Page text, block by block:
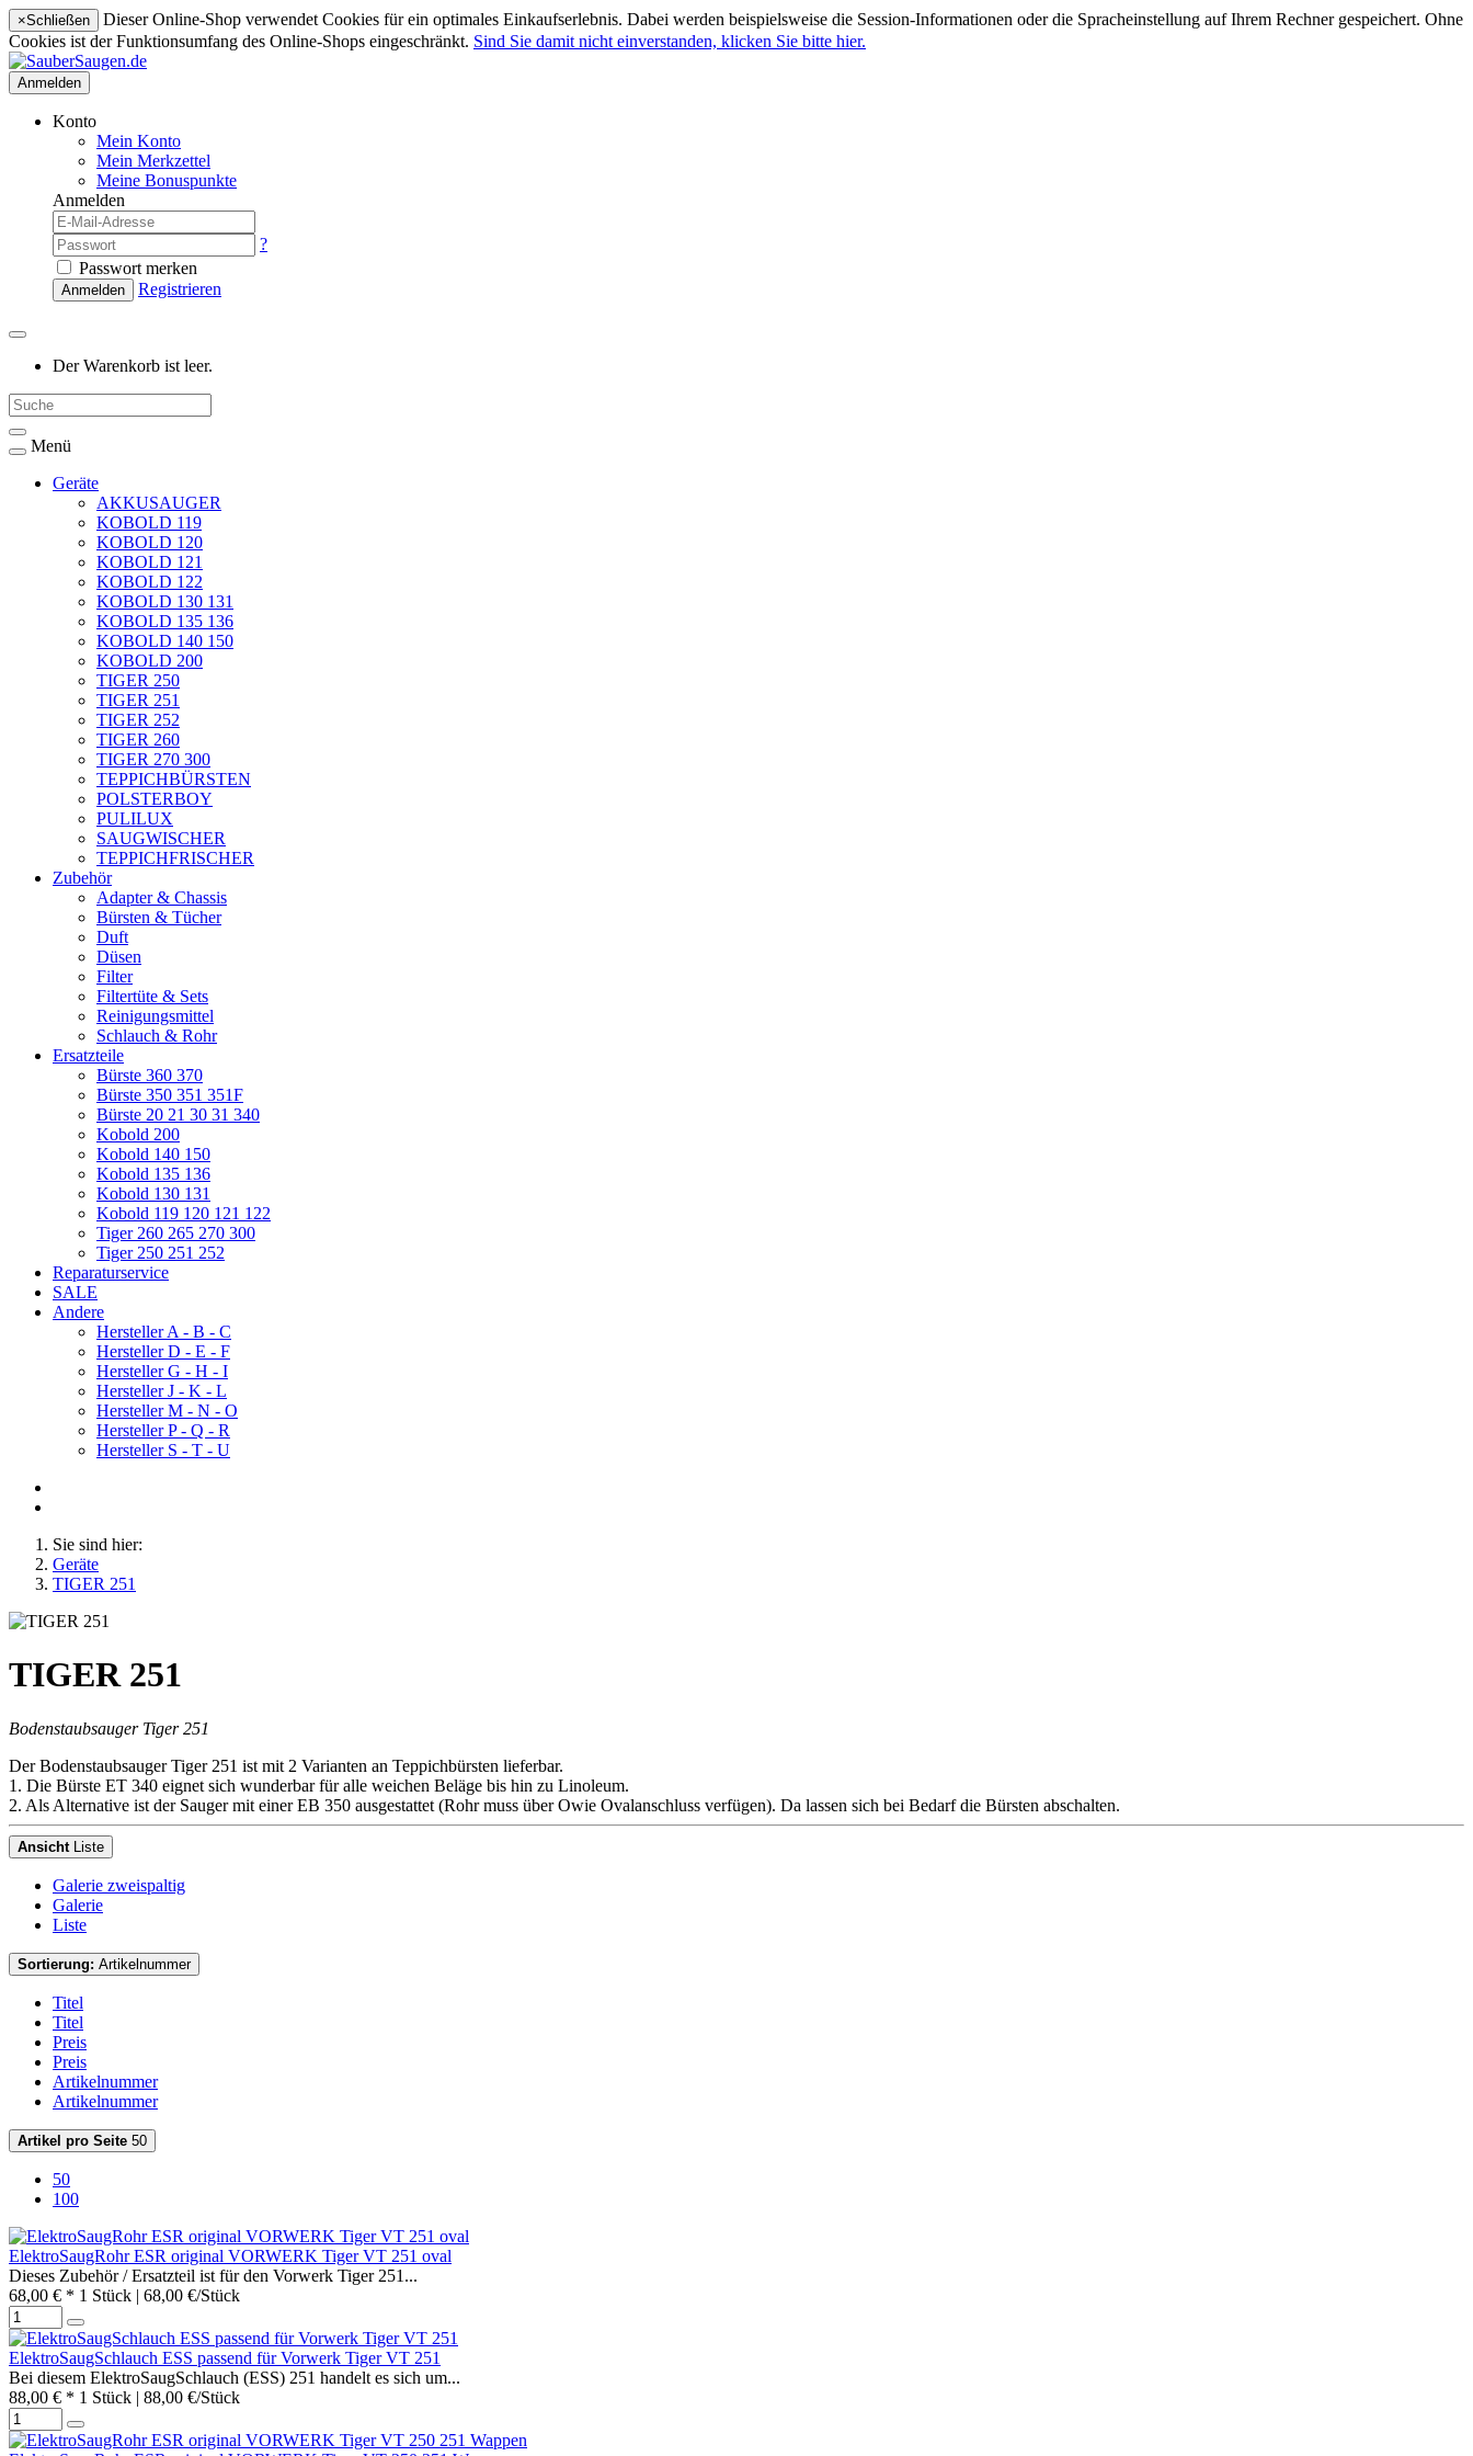
×Schließen
Dieser Online-Shop verwendet Cookies für ein optimales Einkaufserlebnis. Dabei werden beispielsweise die Session-Informationen oder die Spracheinstellung auf Ihrem Rechner gespeichert. Ohne
Cookies ist der Funktionsumfang des Online-Shops eingeschränkt. Sind Sie damit nicht einverstanden, klicken Sie bitte hier.
Anmelden
Konto
Mein Konto
Mein Merkzettel
Meine Bonuspunkte
Anmelden
?
Passwort merken
Anmelden Registrieren
Der Warenkorb ist leer.
Menü
Geräte
AKKUSAUGER
KOBOLD 119
KOBOLD 120
KOBOLD 121
KOBOLD 122
KOBOLD 130 131
KOBOLD 135 136
KOBOLD 140 150
KOBOLD 200
TIGER 250
TIGER 251
TIGER 252
TIGER 260
TIGER 270 300
TEPPICHBÜRSTEN
POLSTERBOY
PULILUX
SAUGWISCHER
TEPPICHFRISCHER
Zubehör
Adapter & Chassis
Bürsten & Tücher
Duft
Düsen
Filter
Filtertüte & Sets
Reinigungsmittel
Schlauch & Rohr
Ersatzteile
Bürste 360 370
Bürste 350 351 351F
Bürste 20 21 30 31 340
Kobold 200
Kobold 140 150
Kobold 135 136
Kobold 130 131
Kobold 119 120 121 122
Tiger 260 265 270 300
Tiger 250 251 252
Reparaturservice
SALE
Andere
Hersteller A - B - C
Hersteller D - E - F
Hersteller G - H - I
Hersteller J - K - L
Hersteller M - N - O
Hersteller P - Q - R
Hersteller S - T - U
Sie sind hier:
Geräte
TIGER 251
TIGER 251
Bodenstaubsauger Tiger 251
Der Bodenstaubsauger Tiger 251 ist mit 2 Varianten an Teppichbürsten lieferbar.
1. Die Bürste ET 340 eignet sich wunderbar für alle weichen Beläge bis hin zu Linoleum.
2. Als Alternative ist der Sauger mit einer EB 350 ausgestattet (Rohr muss über Owie Ovalanschluss verfügen). Da lassen sich bei Bedarf die Bürsten abschalten.
Ansicht Liste
Galerie zweispaltig
Galerie
Liste
Sortierung: Artikelnummer
Titel
Titel
Preis
Preis
Artikelnummer
Artikelnummer
Artikel pro Seite 50
50
100
ElektroSaugRohr ESR original VORWERK Tiger VT 251 oval
Dieses Zubehör / Ersatzteil ist für den Vorwerk Tiger 251...
68,00 € * 1 Stück | 68,00 €/Stück
ElektroSaugSchlauch ESS passend für Vorwerk Tiger VT 251
Bei diesem ElektroSaugSchlauch (ESS) 251 handelt es sich um...
88,00 € * 1 Stück | 88,00 €/Stück